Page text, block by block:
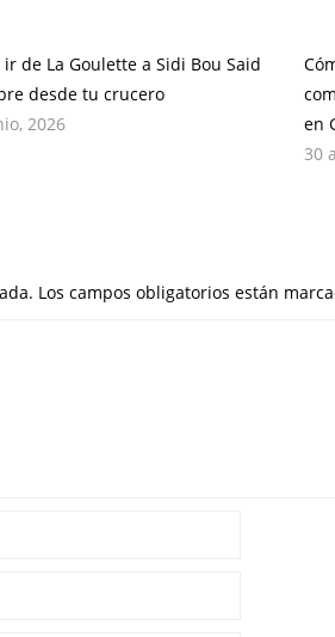
ir de La Goulette a Sidi Bou Said
desde tu crucero
2026
en
30
Los campos obligatorios están